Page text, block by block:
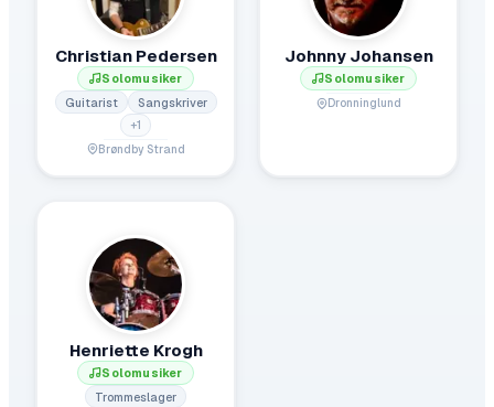
Christian Pedersen
Solomusiker
Guitarist
Sangskriver
+1
Brøndby Strand
Johnny Johansen
Solomusiker
Dronninglund
Henriette Krogh
Solomusiker
Trommeslager